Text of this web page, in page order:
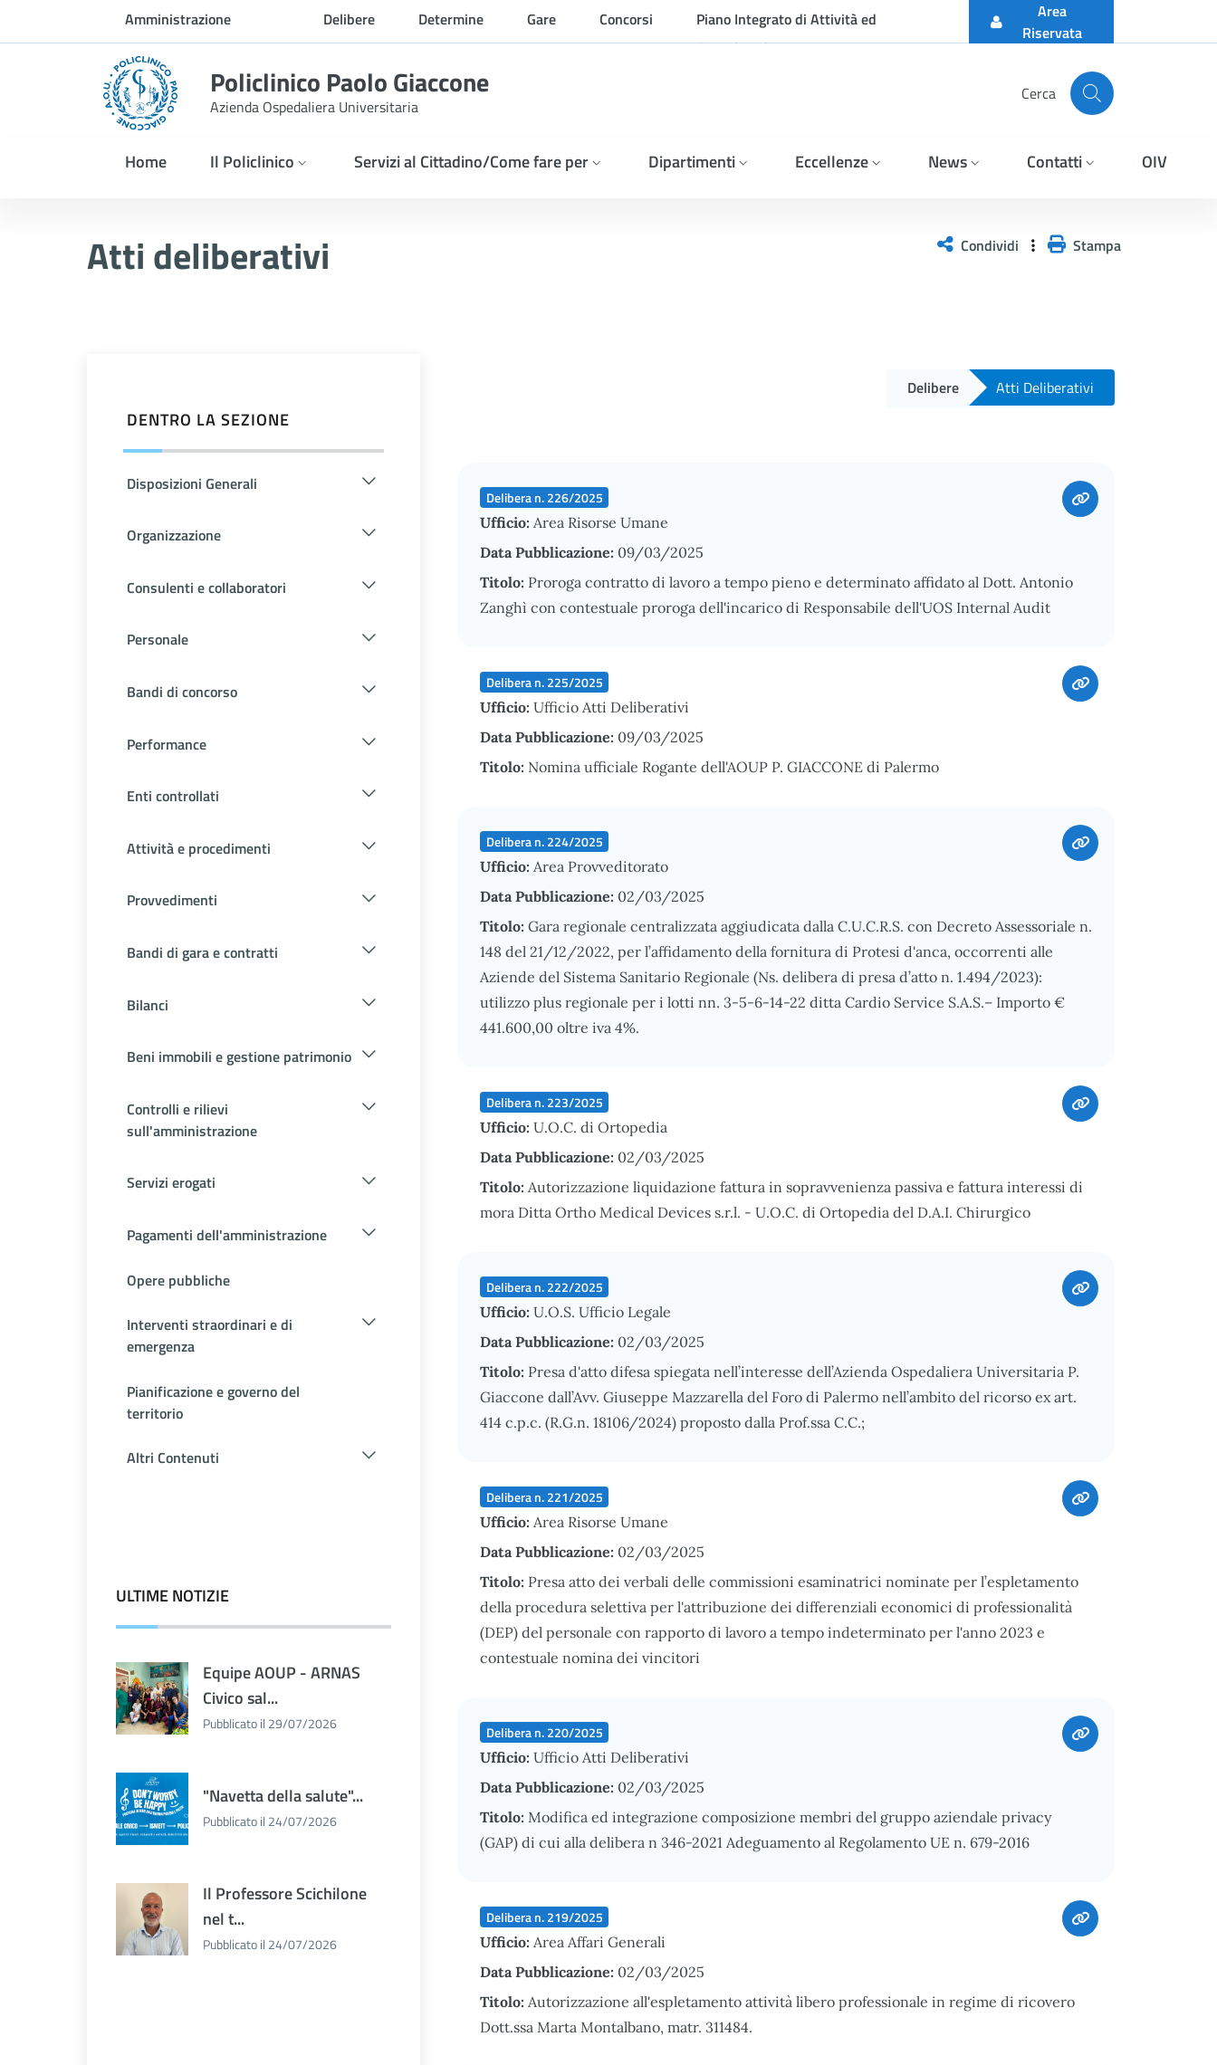
Skip to Main ContentAmministrazione
trasparente
Delibere Determine Gare Concorsi
Piano Integrato di Attività ed
Organizzazione
Area
Riservata
Policlinico Paolo Giaccone
Azienda Ospedaliera Universitaria
Cerca
Home Il Policlinico Servizi al Cittadino/Come fare per Dipartimenti Eccellenze News Contatti OIV
Atti deliberativi Condividi Stampa
DENTRO LA SEZIONE
Disposizioni Generali
Organizzazione
Consulenti e collaboratori
Personale
Bandi di concorso
Performance
Enti controllati
Attività e procedimenti
Provvedimenti
Bandi di gara e contratti
Bilanci
Beni immobili e gestione patrimonio
Controlli e rilievi
sull'amministrazione
Servizi erogati
Pagamenti dell'amministrazione
Opere pubbliche
Interventi straordinari e di
emergenza
Pianificazione e governo del
territorio
Altri Contenuti
ULTIME NOTIZIE
Equipe AOUP - ARNAS
Civico sal...
Pubblicato il 29/07/2026
"Navetta della salute"...
Pubblicato il 24/07/2026
Il Professore Scichilone
nel t...
Pubblicato il 24/07/2026
Delibere Atti Deliberativi
Delibera n. 226/2025
Ufficio: Area Risorse Umane
Data Pubblicazione: 09/03/2025
Titolo: Proroga contratto di lavoro a tempo pieno e determinato affidato al Dott. Antonio
Zanghì con contestuale proroga dell'incarico di Responsabile dell'UOS Internal Audit
Delibera n. 225/2025
Ufficio: Ufficio Atti Deliberativi
Data Pubblicazione: 09/03/2025
Titolo: Nomina ufficiale Rogante dell'AOUP P. GIACCONE di Palermo
Delibera n. 224/2025
Ufficio: Area Provveditorato
Data Pubblicazione: 02/03/2025
Titolo: Gara regionale centralizzata aggiudicata dalla C.U.C.R.S. con Decreto Assessoriale n.
148 del 21/12/2022, per l’affidamento della fornitura di Protesi d'anca, occorrenti alle
Aziende del Sistema Sanitario Regionale (Ns. delibera di presa d’atto n. 1.494/2023):
utilizzo plus regionale per i lotti nn. 3-5-6-14-22 ditta Cardio Service S.A.S.– Importo €
441.600,00 oltre iva 4%.
Delibera n. 223/2025
Ufficio: U.O.C. di Ortopedia
Data Pubblicazione: 02/03/2025
Titolo: Autorizzazione liquidazione fattura in sopravvenienza passiva e fattura interessi di
mora Ditta Ortho Medical Devices s.r.l. - U.O.C. di Ortopedia del D.A.I. Chirurgico
Delibera n. 222/2025
Ufficio: U.O.S. Ufficio Legale
Data Pubblicazione: 02/03/2025
Titolo: Presa d'atto difesa spiegata nell’interesse dell’Azienda Ospedaliera Universitaria P.
Giaccone dall’Avv. Giuseppe Mazzarella del Foro di Palermo nell’ambito del ricorso ex art.
414 c.p.c. (R.G.n. 18106/2024) proposto dalla Prof.ssa C.C.;
Delibera n. 221/2025
Ufficio: Area Risorse Umane
Data Pubblicazione: 02/03/2025
Titolo: Presa atto dei verbali delle commissioni esaminatrici nominate per l’espletamento
della procedura selettiva per l'attribuzione dei differenziali economici di professionalità
(DEP) del personale con rapporto di lavoro a tempo indeterminato per l'anno 2023 e
contestuale nomina dei vincitori
Delibera n. 220/2025
Ufficio: Ufficio Atti Deliberativi
Data Pubblicazione: 02/03/2025
Titolo: Modifica ed integrazione composizione membri del gruppo aziendale privacy
(GAP) di cui alla delibera n 346-2021 Adeguamento al Regolamento UE n. 679-2016
Delibera n. 219/2025
Ufficio: Area Affari Generali
Data Pubblicazione: 02/03/2025
Titolo: Autorizzazione all'espletamento attività libero professionale in regime di ricovero
Dott.ssa Marta Montalbano, matr. 311484.